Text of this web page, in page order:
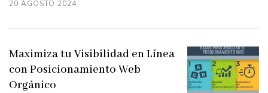
20 AGOSTO 2024
Maximiza tu Visibilidad en Línea
con Posicionamiento Web
Orgánico